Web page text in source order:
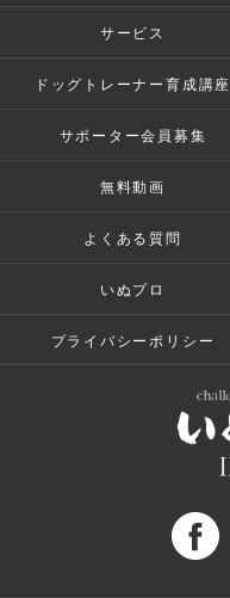
サービス
ドッグトレーナー育成講座
サポーター会員募集
無料動画
よくある質問
いぬプロ
プライバシーポリシー